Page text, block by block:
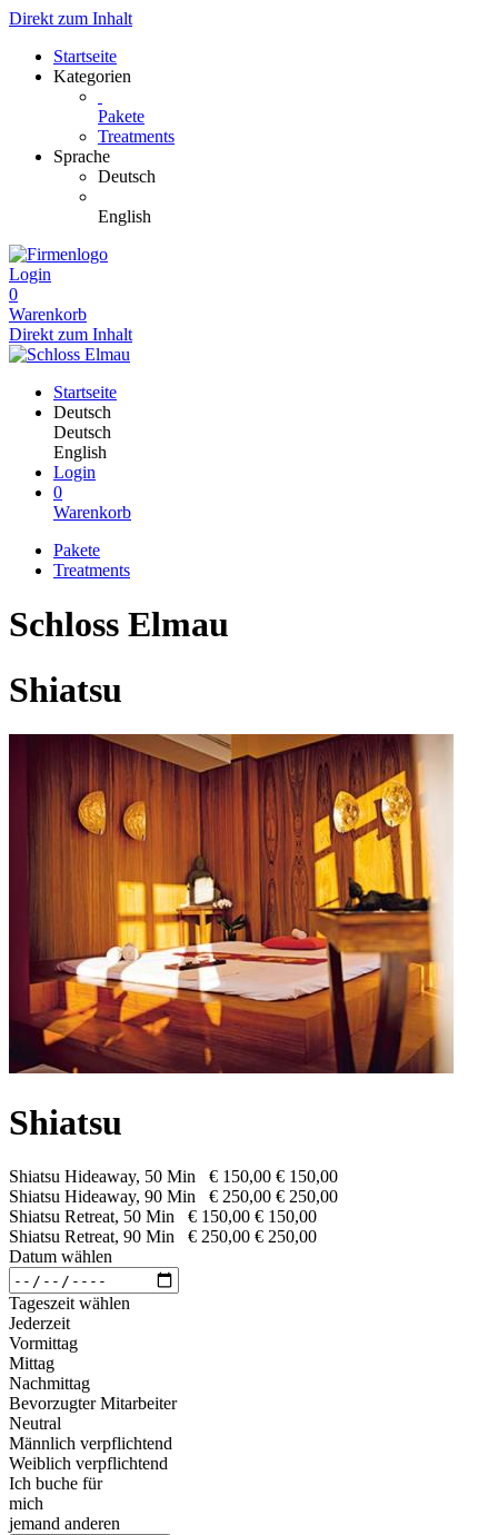
Direkt zum Inhalt
Startseite
Kategorien
Pakete
Treatments
Sprache
Deutsch
English
Login
0
Warenkorb
Direkt zum Inhalt
Startseite
Deutsch
Deutsch
English
Login
0
Warenkorb
Pakete
Treatments
Schloss Elmau
Shiatsu
Shiatsu
Shiatsu Hideaway, 50 Min € 150,00 € 150,00
Shiatsu Hideaway, 90 Min
€ 250,00 € 250,00
Shiatsu Retreat, 50 Min
€ 150,00 € 150,00
Shiatsu Retreat, 90 Min
€ 250,00 € 250,00
Datum wählen
Tageszeit wählen
Jederzeit
Vormittag
Mittag
Nachmittag
Bevorzugter Mitarbeiter
Neutral
Männlich verpflichtend
Weiblich verpflichtend
Ich buche für
mich
jemand anderen